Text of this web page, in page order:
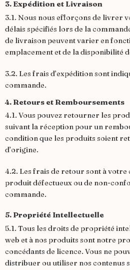
3. Expédition et Livraison
3.1. Nous nous efforçons de livrer
délais spécifiés lors de la
de livraison peuvent varier en
emplacement et de la disponibilité
3.2. Les frais d’expédition sont
commande.
4. Retours et Remboursements
4.1. Vous pouvez retourner les
suivant la réception pour un
condition que les produits soient
d’origine.
4.2. Les frais de retour sont à votre
produit défectueux ou de non-
commande.
5. Propriété Intellectuelle
5.1. Tous les droits de propriété
web et à nos produits sont notre
concédants de licence. Vous ne
distribuer ou utiliser nos contenus